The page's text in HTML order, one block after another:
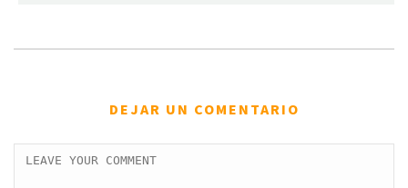
DEJAR UN COMENTARIO